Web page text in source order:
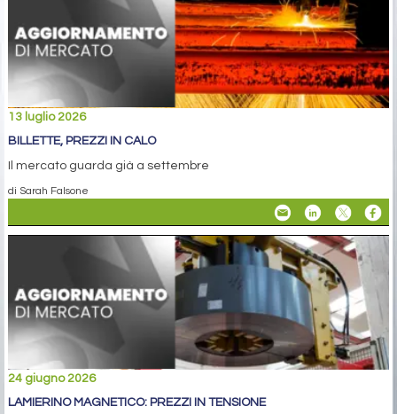
13 luglio 2026
BILLETTE, PREZZI IN CALO
Il mercato guarda già a settembre
di Sarah Falsone
24 giugno 2026
LAMIERINO MAGNETICO: PREZZI IN TENSIONE